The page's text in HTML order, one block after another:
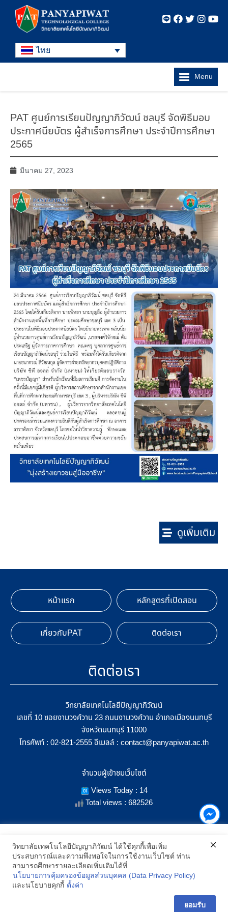
ไทย
Menu
PAT ศูนย์การเรียนปัญญาภิวัฒน์ ชลบุรี จัดพิธีมอบ
ประกาศนียบัตร ผู้สำเร็จการศึกษา ประจำปีการศึกษา
2565
มีนาคม 27, 2023
ดูเพิ่มเติม
หน้าแรก หลักสูตรที่เปิดสอน
เกี่ยวกับPAT ติดต่อเรา
ติดต่อเรา
วิทยาลัยเทคโนโลยีปัญญาภิวัฒน์
เลขที่ 10 ซอยงามวงศ์วาน 23 ถนนงามวงศ์วาน อำเภอเมืองนนทบุรี
จังหวัดนนทบุรี 11000
โทรศัพท์ : 02-821-2555 อีเมลล์ : contact@panyapiwat.ac.th
จำนวนผู้เข้าชมเว็บไซต์
Views Today : 14
Total views : 682526
SHOW LOCATION ON MAP
2021 All Rights Reserved © Panyapiwat Learning Center | Privacy
เราใช้คุกกี้เพื่อเพิ่มประสิทธิภาพ และประสบการณ์ที่ดีในการใช้งาน
เว็บไซต์ เมื่อคุณกดยอมรับเราจะสามารถเลือกแสดงสิ่งที่น่าสนใจสำหรับ
คุณได้โดยเฉพาะ และหากคุณต้องการเปลี่ยนการตั้งค่าของคุกกี้
สามารถเลือกตั้งค่าความยินยอมการใช้คุกกี้ได้ โดยคลิก "การตั้งค่า"
อ่านนโยบายคุกกี้เพิ่มเติม
วิทยาลัยเทคโนโลยีปัญญาภิวัฒน์ ได้ใช้คุกกี้เพื่อเพิ่ม
ประสบการณ์และความพึงพอใจในการใช้งานเว็บไซต์ ท่าน
สามารถศึกษารายละเอียดเพิ่มเติมได้ที่
นโยบายการคุ้มครองข้อมูลส่วนบุคคล (Data Privacy Policy)
และนโยบายคุกกี้ ตั้งค่า
ยอมรับ